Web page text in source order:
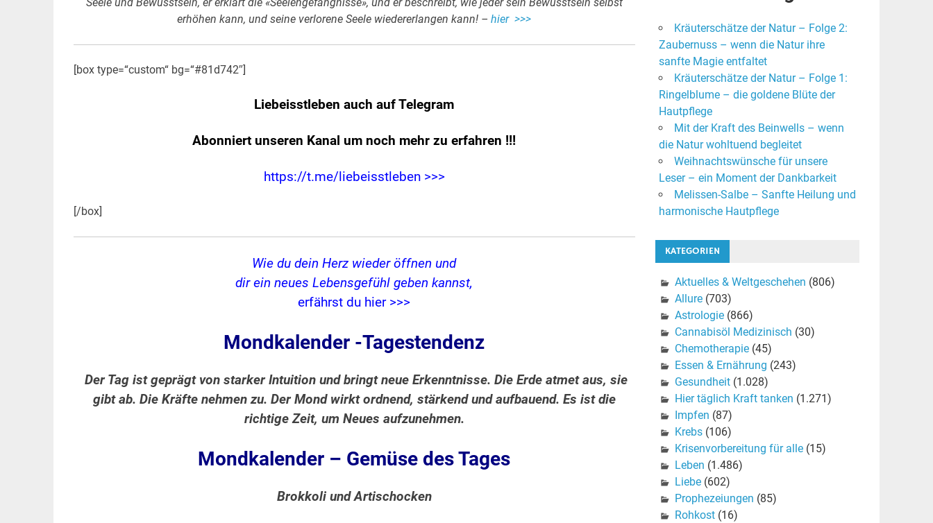
Seele und Bewusstsein, er erklärt die «Seelengefängnisse», und er beschreibt, wie jeder sein Bewusstsein selbst
erhöhen kann, und seine verlorene Seele wiedererlangen kann! –hier >>>
[box type=“custom“ bg=“#81d742″]
Liebeisstleben auch auf Telegram
Abonniert unseren Kanal um noch mehr zu erfahren !!!
https://t.me/liebeisstleben >>>
[/box]
Wie du dein Herz wieder öffnen und
dir ein neues Lebensgefühl geben kannst,
erfährst du hier >>>
Mondkalender -Tagestendenz
Der Tag ist geprägt von starker Intuition und bringt neue Erkenntnisse. Die Erde atmet aus, sie
gibt ab. Die Kräfte nehmen zu. Der Mond wirkt ordnend, stärkend und aufbauend. Es ist die
richtige Zeit, um Neues aufzunehmen.
Mondkalender – Gemüse des Tages
Brokkoli und Artischocken
Kräuterschätze der Natur – Folge 2:
Zaubernuss – wenn die Natur ihre
sanfte Magie entfaltet
Kräuterschätze der Natur – Folge 1:
Ringelblume – die goldene Blüte der
Hautpflege
Mit der Kraft des Beinwells – wenn
die Natur wohltuend begleitet
Weihnachtswünsche für unsere
Leser – ein Moment der Dankbarkeit
Melissen-Salbe – Sanfte Heilung und
harmonische Hautpflege
KATEGORIEN
Aktuelles & Weltgeschehen (806)
Allure(703)
Astrologie(866)
Cannabisöl Medizinisch (30)
Chemotherapie(45)
Essen & Ernährung (243)
Gesundheit(1.028)
Hier täglich Kraft tanken (1.271)
Impfen (87)
Krebs(106)
Krisenvorbereitung für alle(15)
Leben (1.486)
Liebe(602)
Prophezeiungen (85)
Rohkost(16)